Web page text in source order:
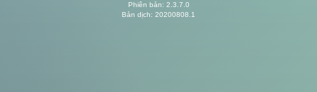
Phiên bản: 2.3.7.0
Bản dịch: 20200808.1